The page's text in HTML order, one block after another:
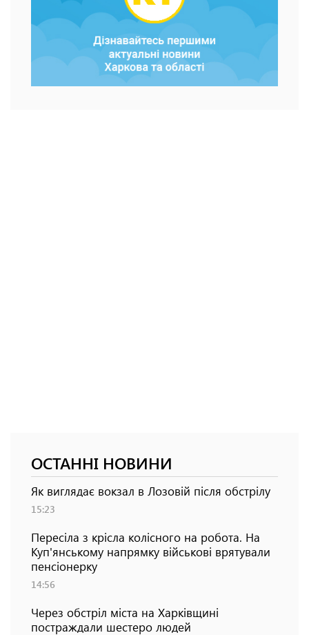
ОСТАННІ НОВИНИ
Як виглядає вокзал в Лозовій після обстрілу
15:23
Пересіла з крісла колісного на робота. На
Куп'янському напрямку військові врятували
пенсіонерку
14:56
Через обстріл міста на Харківщині
постраждали шестеро людей